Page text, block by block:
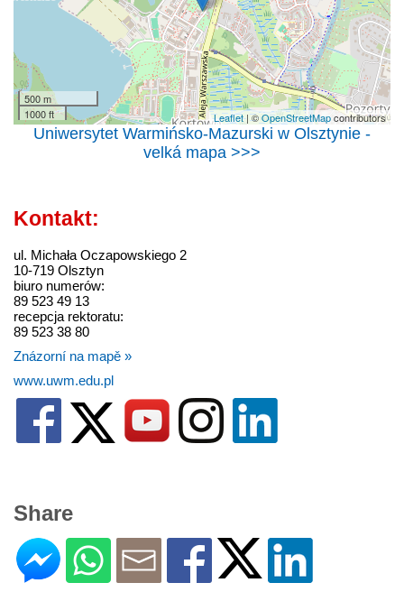
500 m
1000 ft
Leaflet| ©OpenStreetMapcontributors
Uniwersytet Warmińsko-Mazurski w Olsztynie -
velká mapa >>>
Kontakt:
ul. Michała Oczapowskiego 2
10-719 Olsztyn
biuro numerów:
89 523 49 13
recepcja rektoratu:
89 523 38 80
Znázorní na mapě »
www.uwm.edu.pl
Share